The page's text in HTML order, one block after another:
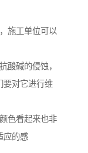
施工单位可以
酸碱的侵蚀，
要对它进行维
色看起来也非
应的感